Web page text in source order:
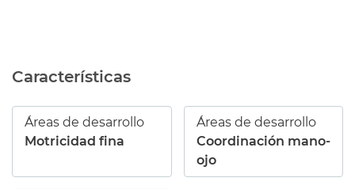
Características
Áreas de desarrollo
Motricidad fina
Áreas de desarrollo
Coordinación mano-
ojo